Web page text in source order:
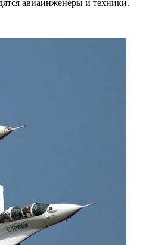
авиаинженеры и техники.